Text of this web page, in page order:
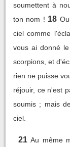
soumettent à
ton nom ! 18
ciel comme
vous ai donné
scorpions, et
rien ne puisse
réjouir, ce n'est
soumis ; mais
ciel.
21 Au même